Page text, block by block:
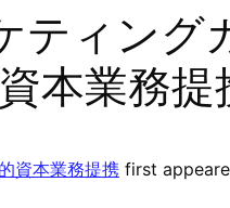
ティング
本業務提
資本業務提携 first